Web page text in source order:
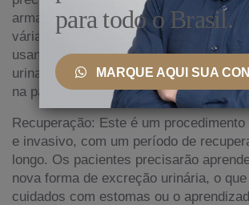
armazenar e eliminar a urina. Isso
várias maneiras, como a criação de
usando parte do intestino (neobexiga)
urina para uma bolsa externa através
na parede abdominal (urostomia).
Recuperação: Este é um
e invasivo, com um período de
longo. Os pacientes precisarão
nova forma de excreção urinária, o
cuidados com estomas ou o
para todo o Brasil.
MARQUE AQUI SUA